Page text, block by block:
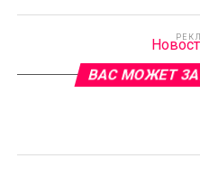
ВАС МОЖЕТ